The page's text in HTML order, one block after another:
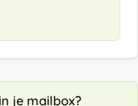
je mailbox?